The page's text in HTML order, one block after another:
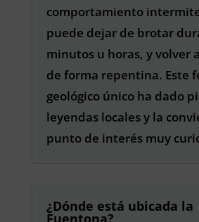
comportamiento
puede dejar de brotar
minutos u horas, y volver
de forma repentina. Este
geológico único ha dado
leyendas locales y la
punto de interés muy
¿Dónde está ubicada la